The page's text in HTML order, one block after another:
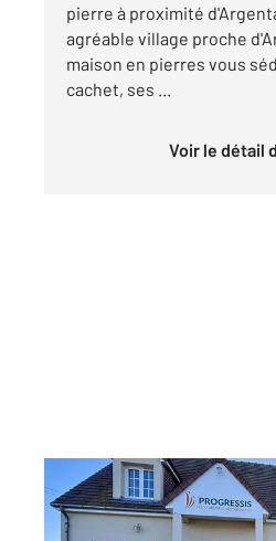
pierre à proximité
agréable village proche
maison en pierres vous
cachet, ses ...
Voir le détail
SARCEAUX 61
165,85 m2, 8 pièces
Ref : 12807